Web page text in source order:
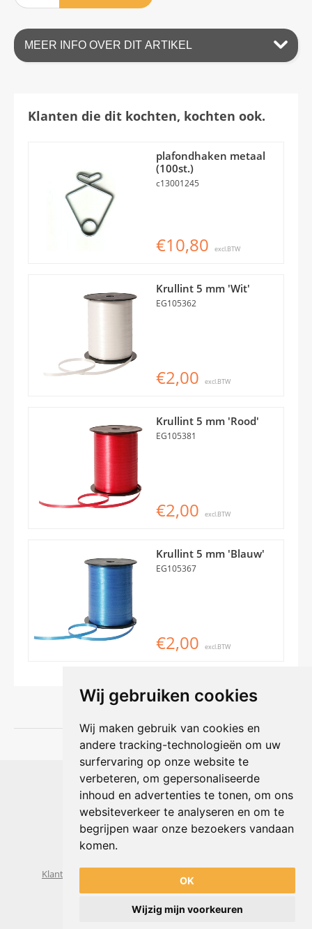
Wij gebruiken cookies
Wij maken gebruik van cookies en
andere tracking-technologieën om uw
surfervaring op onze website te
verbeteren, om gepersonaliseerde
inhoud en advertenties te tonen, om ons
websiteverkeer te analyseren en om te
begrijpen waar onze bezoekers vandaan
komen.
OK
Wijzig mijn voorkeuren
MEER INFO OVER DIT ARTIKEL
Klanten die dit kochten, kochten ook.
plafondhaken metaal
(100st.)
c13001245
€10,80 excl.BTW
Krullint 5 mm 'Wit'
EG105362
€2,00 excl.BTW
Krullint 5 mm 'Rood'
EG105381
€2,00 excl.BTW
Krullint 5 mm 'Blauw'
EG105367
€2,00 excl.BTW
Shophouse online
Max Planckstraat 4
6716 BE Ede, Nederland
Telefoon:+31(0)318 618 121
E-mail: info@shophouse.nl
Geopend: ma t/m vr 09:00-17:00 uur
Klantenservice
Algemene voorwaarden
Powered by nopCommerce